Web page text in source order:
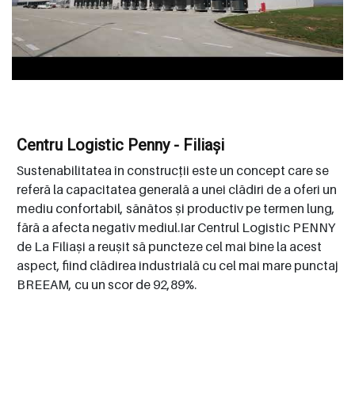
Centru Logistic Penny - Filiași
Sustenabilitatea în construcții este un concept care se
referă la capacitatea generală a unei clădiri de a oferi un
mediu confortabil, sănătos și productiv pe termen lung,
fără a afecta negativ mediul.Iar Centrul Logistic PENNY
de La Filiași a reușit să puncteze cel mai bine la acest
aspect, fiind clădirea industrială cu cel mai mare punctaj
BREEAM, cu un scor de 92,89%.